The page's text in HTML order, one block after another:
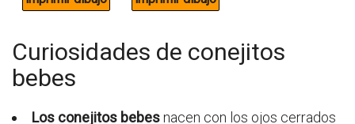
Curiosidades de conejitos
bebes
Los conejitos bebesnacen con los ojos cerrados